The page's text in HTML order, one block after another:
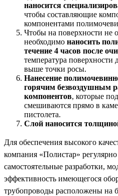
наносится
чтобы составляющие
компонентами
Чтобы на поверхности не
необходимо наносить
течение 4 часов после
температура поверхности
выше точки росы.
Нанесение
горячим безвоздушным
компонентов, которые
смешиваются прямо в
пистолета.
Слой наносится
Для обеспечения высокого
компания «Полистар»
самостоятельные разработки,
эффективность имеющегося
трубопроводы расположены на